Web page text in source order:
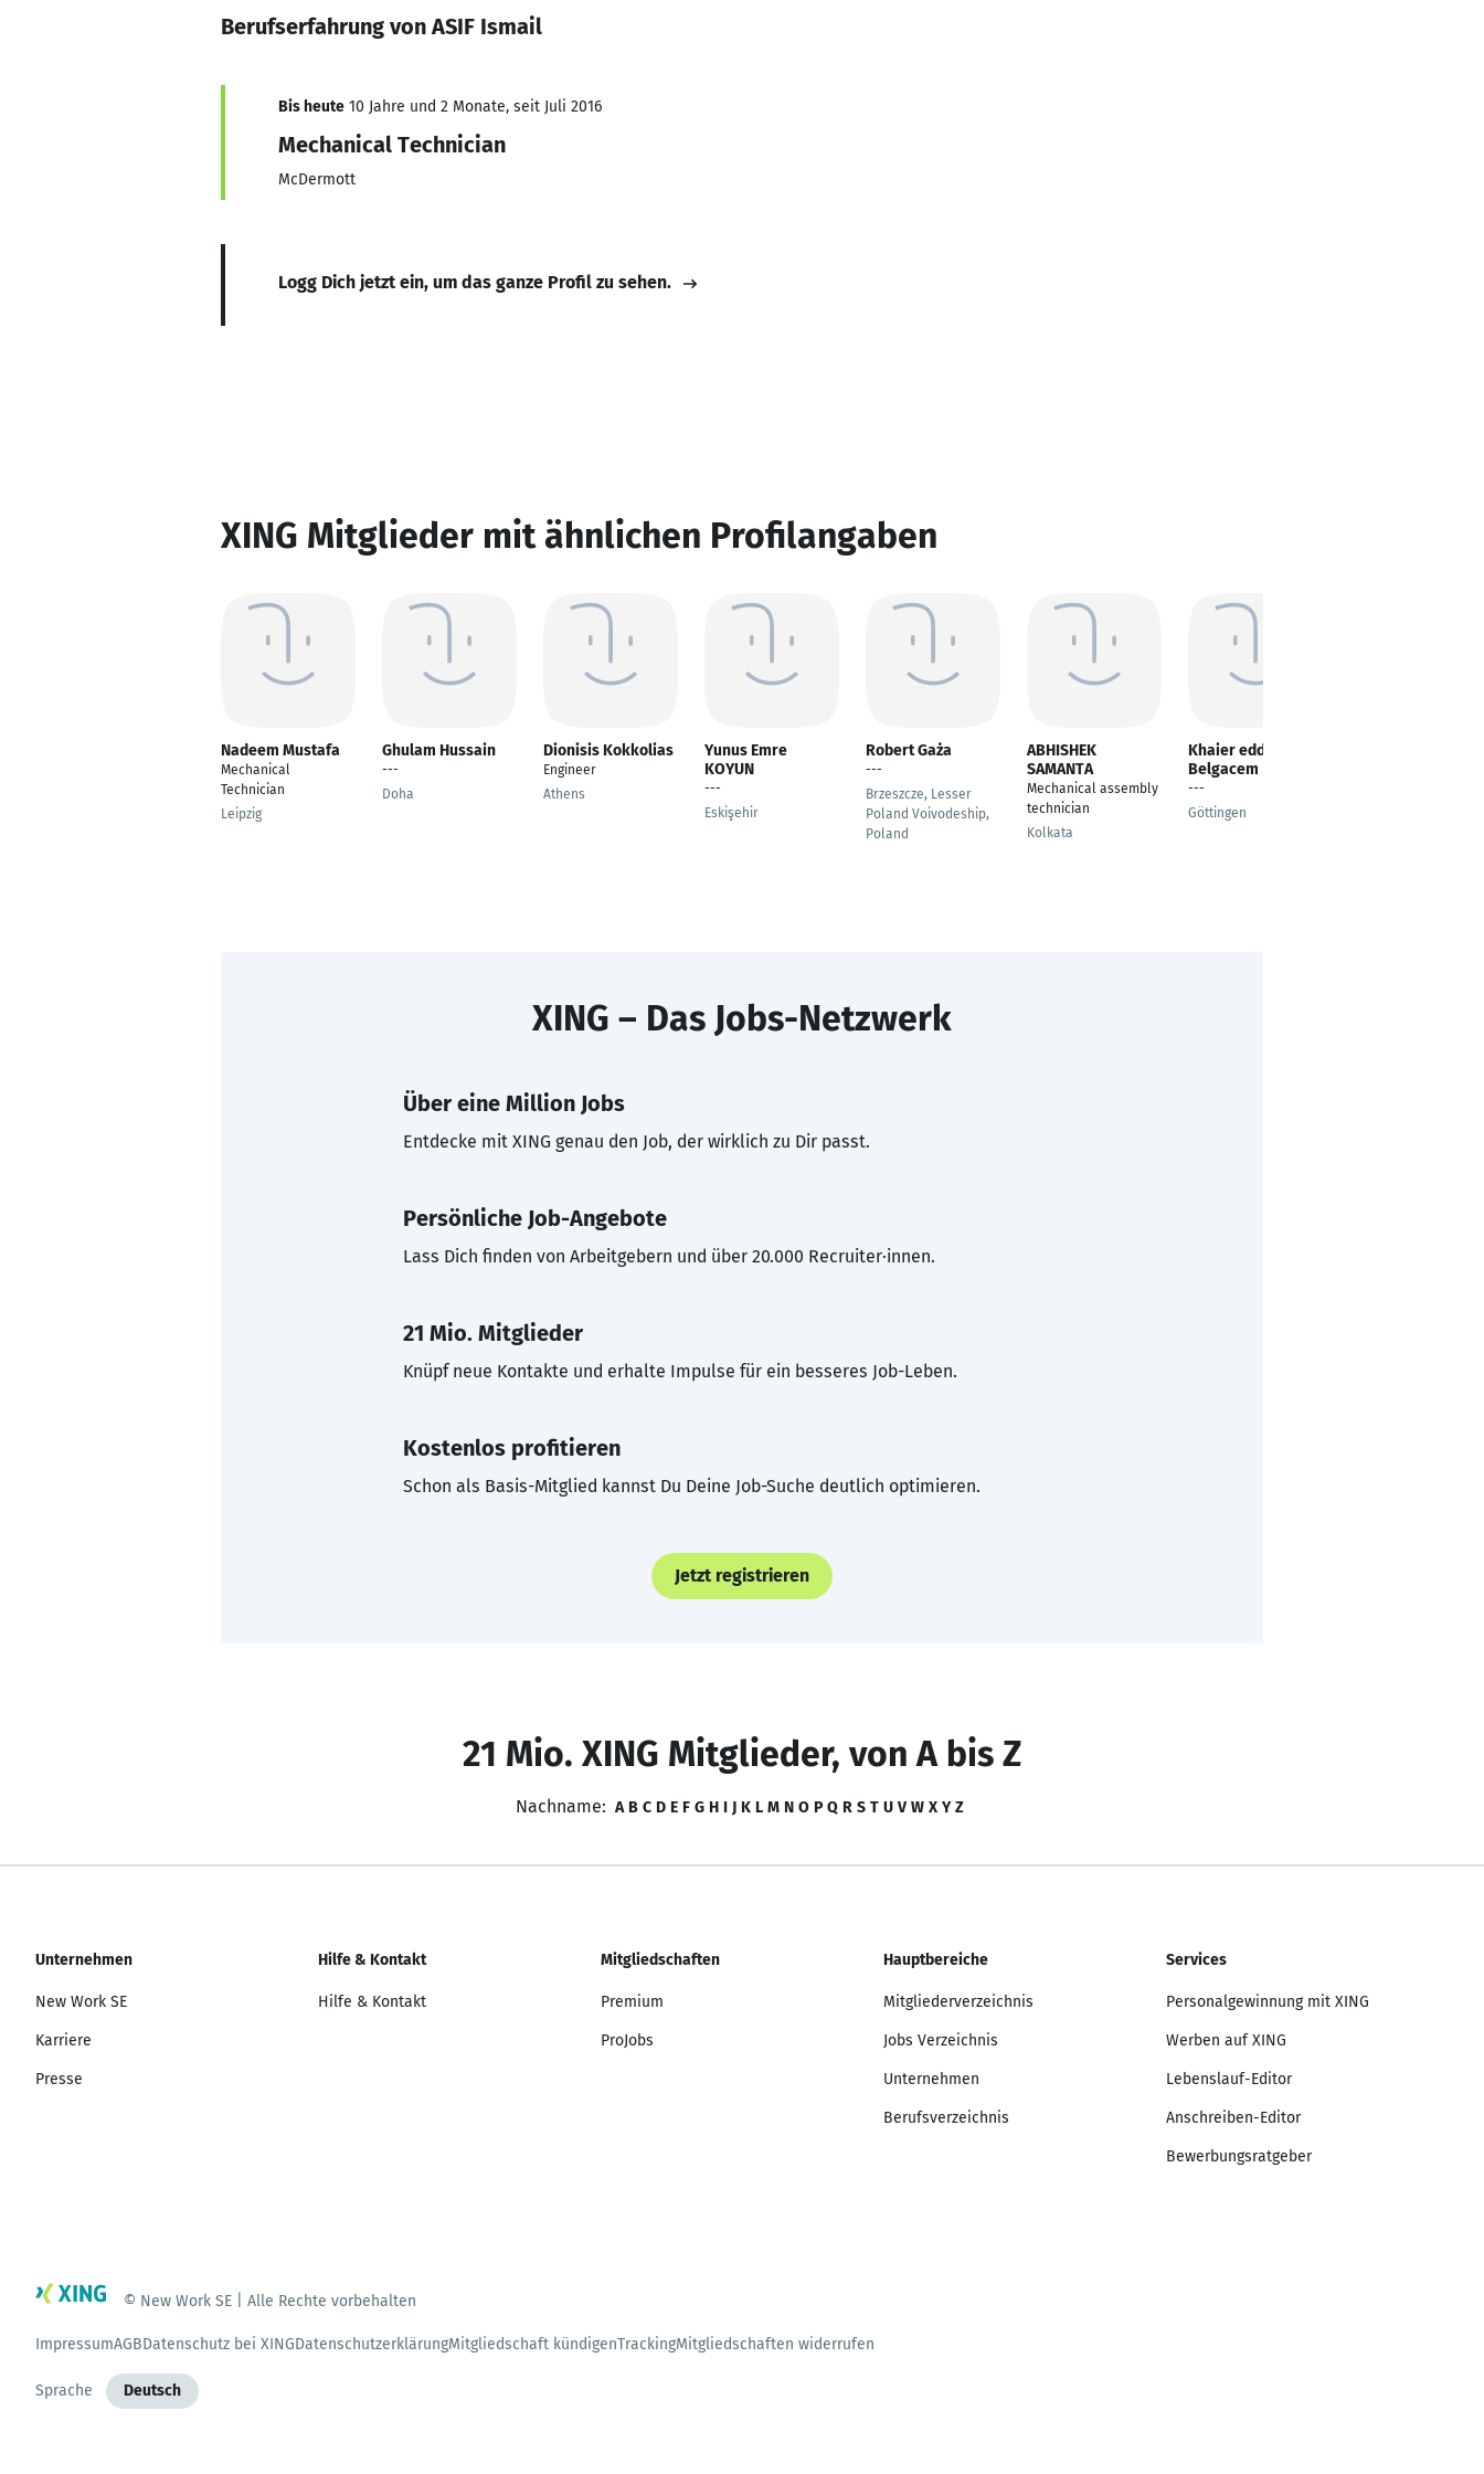
Berufserfahrung von ASIF Ismail
Bis heute 10 Jahre und 2 Monate, seit Juli 2016
Mechanical Technician
McDermott
Logg Dich jetzt ein, um das ganze Profil zu sehen.
XING Mitglieder mit ähnlichen Profilangaben
Nadeem Mustafa
Mechanical
Technician
Leipzig
Ghulam Hussain
---
Doha
Dionisis Kokkolias
Engineer
Athens
Yunus Emre
KOYUN
---
Eskişehir
Robert Gaża
---
Brzeszcze, Lesser
Poland Voivodeship,
Poland
ABHISHEK
SAMANTA
Mechanical assembly
technician
Kolkata
Khaier eddine
Belgacem
---
Göttingen
XING – Das Jobs-Netzwerk
Über eine Million Jobs
Entdecke mit XING genau den Job, der wirklich zu Dir passt.
Persönliche Job-Angebote
Lass Dich finden von Arbeitgebern und über 20.000 Recruiter·innen.
21 Mio. Mitglieder
Knüpf neue Kontakte und erhalte Impulse für ein besseres Job-Leben.
Kostenlos profitieren
Schon als Basis-Mitglied kannst Du Deine Job-Suche deutlich optimieren.
Jetzt registrieren
21 Mio. XING Mitglieder, von A bis Z
Nachname: A B C D E F G H I J K L M N O P Q R S T U V W X Y Z
Unternehmen
New Work SE
Karriere
Presse
Hilfe & Kontakt
Hilfe & Kontakt
Mitgliedschaften
Premium
ProJobs
Hauptbereiche
Mitgliederverzeichnis
Jobs Verzeichnis
Unternehmen
Berufsverzeichnis
Services
Personalgewinnung mit XING
Werben auf XING
Lebenslauf-Editor
Anschreiben-Editor
Bewerbungsratgeber
© New Work SE | Alle Rechte vorbehalten
ImpressumAGBDatenschutz bei XINGDatenschutzerklärungMitgliedschaft kündigenTrackingMitgliedschaften widerrufen
Sprache Deutsch